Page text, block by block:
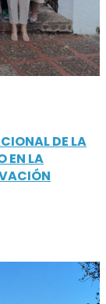
DE LA
EN LA